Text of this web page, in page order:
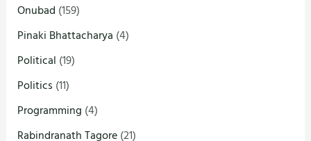
Onubad (159)
Pinaki Bhattacharya (4)
Political (19)
Politics (11)
Programming (4)
Rabindranath Tagore(21)